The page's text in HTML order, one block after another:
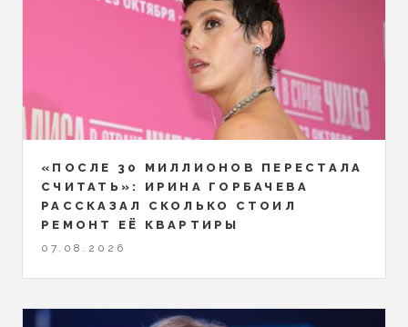
«ПОСЛЕ 30 МИЛЛИОНОВ ПЕРЕСТАЛА
СЧИТАТЬ»: ИРИНА ГОРБАЧЕВА
РАССКАЗАЛ СКОЛЬКО СТОИЛ
РЕМОНТ ЕЁ КВАРТИРЫ
07.08.2026